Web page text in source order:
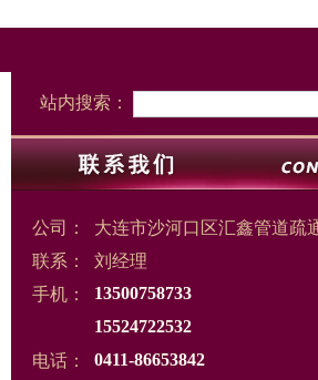
站内搜索：
公司：
大连市沙河口区汇鑫管道疏
联系：
刘经理
手机：
13500758733
15524722532
电话： 0411-86653842